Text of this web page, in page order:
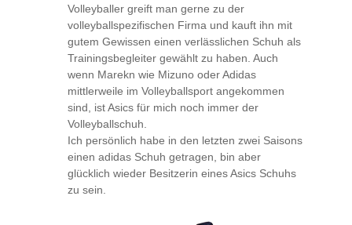
Volleyballer greift man gerne zu der
volleyballspezifischen Firma und kauft ihn mit
gutem Gewissen einen verlässlichen Schuh als
Trainingsbegleiter gewählt zu haben. Auch
wenn Marekn wie Mizuno oder Adidas
mittlerweile im Volleyballsport angekommen
sind, ist Asics für mich noch immer der
Volleyballschuh.
Ich persönlich habe in den letzten zwei Saisons
einen adidas Schuh getragen, bin aber
glücklich wieder Besitzerin eines Asics Schuhs
zu sein.